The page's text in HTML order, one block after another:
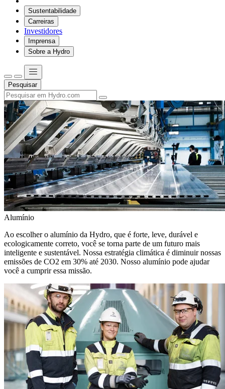
Sustentabilidade
Carreiras
Investidores
Imprensa
Sobre a Hydro
Pesquisar
Alumínio
Ao escolher o alumínio da Hydro, que é forte, leve, durável e
ecologicamente correto, você se torna parte de um futuro mais
inteligente e sustentável. Nossa estratégia climática é diminuir nossas
emissões de CO2 em 30% até 2030. Nosso alumínio pode ajudar
você a cumprir essa missão.